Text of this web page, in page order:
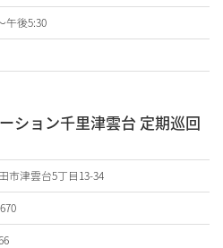
午後5:30
ション千里津雲台 定期巡回
市津雲台5丁目13-34